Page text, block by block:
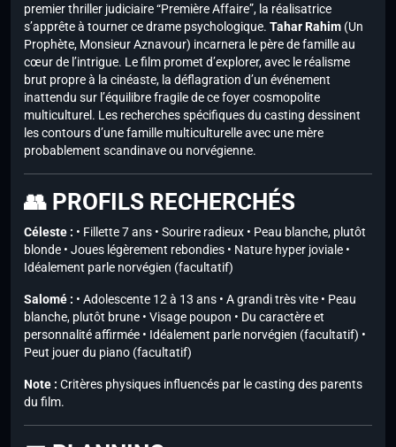
premier thriller judiciaire “Première Affaire”, la réalisatrice
s’apprête à tourner ce drame psychologique. Tahar Rahim (Un
Prophète, Monsieur Aznavour) incarnera le père de famille au
cœur de l’intrigue. Le film promet d’explorer, avec le réalisme
brut propre à la cinéaste, la déflagration d’un événement
inattendu sur l’équilibre fragile de ce foyer cosmopolite
multiculturel. Les recherches spécifiques du casting dessinent
les contours d’une famille multiculturelle avec une mère
probablement scandinave ou norvégienne.
👥 PROFILS RECHERCHÉS
Céleste : • Fillette 7 ans • Sourire radieux • Peau blanche, plutôt
blonde • Joues légèrement rebondies • Nature hyper joviale •
Idéalement parle norvégien (facultatif)
Salomé : • Adolescente 12 à 13 ans • A grandi très vite • Peau
blanche, plutôt brune • Visage poupon • Du caractère et
personnalité affirmée • Idéalement parle norvégien (facultatif) •
Peut jouer du piano (facultatif)
Note : Critères physiques influencés par le casting des parents
du film.